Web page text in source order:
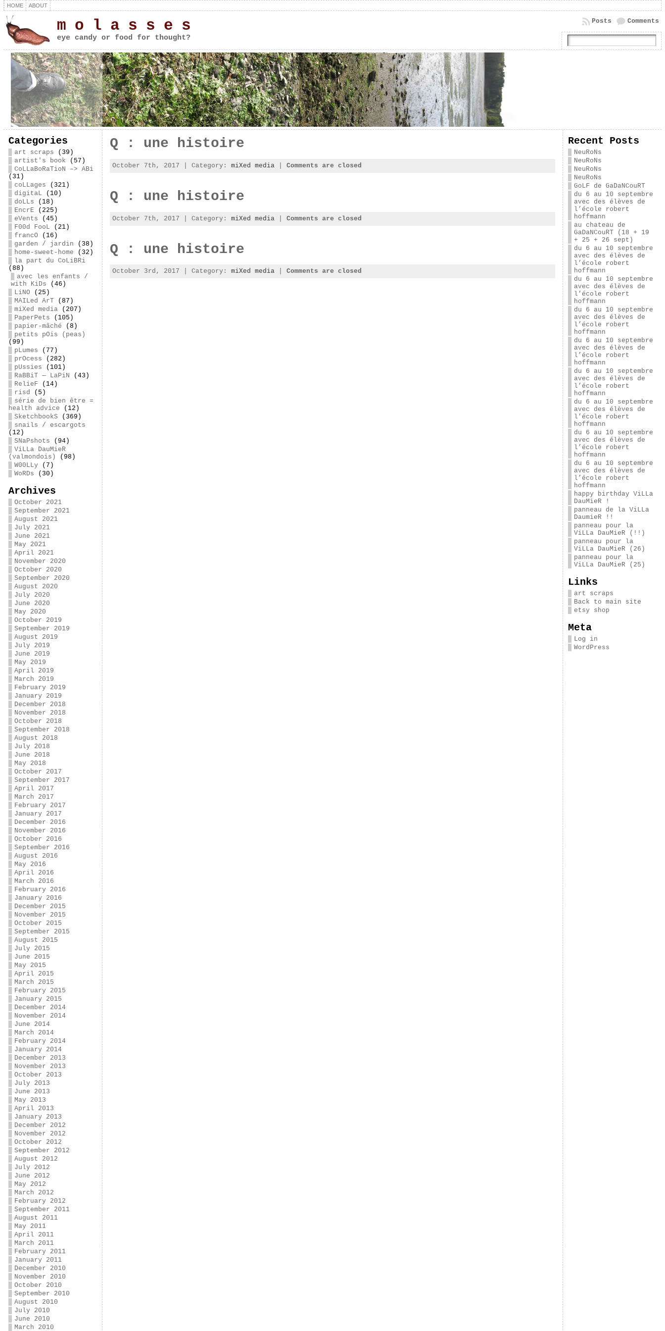
HOME ABOUT
m o l a s s e s
eye candy or food for thought?
Comments
Posts
Categories
art scraps (39)
artist's book (57)
CoLLaBoRaTioN –> ABi
(31)
coLLages (321)
digitaL (10)
doLLs (18)
EncrE (225)
eVents (45)
F00d FooL (21)
francO (16)
garden / jardin (38)
home-sweet-home (32)
la part du CoLiBRi
(88)
avec les enfants /
with KiDs (46)
LiNO (25)
MAILed ArT(87)
miXed media(207)
PaperPets (105)
papier-mâché (8)
petits pOis (peas)
(99)
pLumes (77)
prOcess (282)
pUssies (101)
RaBBiT — LaPiN (43)
RelieF (14)
risd (5)
série de bien être =
health advice (12)
SketchbookS (369)
snails / escargots
(12)
SNaPshots (94)
ViLLa DauMieR
(valmondois)
(98)
W00LLy(7)
WoRDs (30)
Archives
October 2021
September 2021
August 2021
July 2021
June 2021
May 2021
April 2021
November 2020
October 2020
September 2020
August 2020
July 2020
June 2020
May 2020
October 2019
September 2019
August 2019
July 2019
June 2019
May 2019
April 2019
March 2019
February 2019
January 2019
December 2018
November 2018
October 2018
September 2018
August 2018
July 2018
June 2018
May 2018
October 2017
September 2017
April 2017
March 2017
February 2017
January 2017
December 2016
November 2016
October 2016
September 2016
August 2016
May 2016
April 2016
March 2016
February 2016
January 2016
December 2015
November 2015
October 2015
September 2015
August 2015
July 2015
June 2015
May 2015
April 2015
March 2015
February 2015
January 2015
December 2014
November 2014
June 2014
March 2014
February 2014
January 2014
December 2013
November 2013
October 2013
July 2013
June 2013
May 2013
April 2013
January 2013
December 2012
November 2012
October 2012
September 2012
August 2012
July 2012
June 2012
May 2012
March 2012
February 2012
September 2011
August 2011
May 2011
April 2011
March 2011
February 2011
January 2011
December 2010
November 2010
October 2010
September 2010
August 2010
July 2010
June 2010
March 2010
Q : une histoire
October 7th, 2017 | Category: miXed media| Comments are closed
Q : une histoire
October 7th, 2017 | Category: miXed media| Comments are closed
Q : une histoire
October 3rd, 2017 | Category: miXed media| Comments are closed
Recent Posts
NeuRoNs
NeuRoNs
NeuRoNs
NeuRoNs
GoLF de GaDaNCouRT
du 6 au 10 septembre
avec des élèves de
l’école robert
hoffmann
au chateau de
GaDaNCouRT (18 + 19
+ 25 + 26 sept)
du 6 au 10 septembre
avec des élèves de
l’école robert
hoffmann
du 6 au 10 septembre
avec des élèves de
l’école robert
hoffmann
du 6 au 10 septembre
avec des élèves de
l’école robert
hoffmann
du 6 au 10 septembre
avec des élèves de
l’école robert
hoffmann
du 6 au 10 septembre
avec des élèves de
l’école robert
hoffmann
du 6 au 10 septembre
avec des élèves de
l’école robert
hoffmann
du 6 au 10 septembre
avec des élèves de
l’école robert
hoffmann
du 6 au 10 septembre
avec des élèves de
l’école robert
hoffmann
happy birthday ViLLa
DauMieR !
panneau de la ViLLa
DaumieR !!
panneau pour la
ViLLa DauMieR (!!)
panneau pour la
ViLLa DauMieR (26)
panneau pour la
ViLLa DauMieR (25)
Links
art scraps
Back to main site
etsy shop
Meta
Log in
WordPress